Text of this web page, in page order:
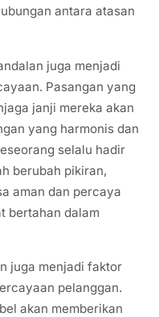
antara atasan
juga menjadi
Pasangan yang
janji mereka akan
yang harmonis dan
selalu hadir
berubah pikiran,
aman dan percaya
bertahan dalam
juga menjadi faktor
pelanggan.
akan memberikan